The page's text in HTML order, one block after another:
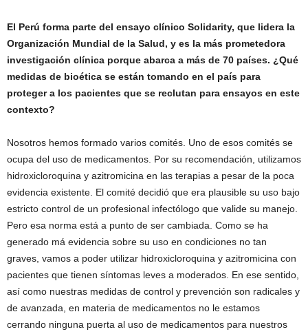
El Perú forma parte del ensayo clínico Solidarity, que lidera la
Organización Mundial de la Salud, y es la más prometedora
investigación clínica porque abarca a más de 70 países. ¿Qué
medidas de bioética se están tomando en el país para
proteger a los pacientes que se reclutan para ensayos en este
contexto?
Nosotros hemos formado varios comités. Uno de esos comités se
ocupa del uso de medicamentos. Por su recomendación, utilizamos
hidroxicloroquina y azitromicina en las terapias a pesar de la poca
evidencia existente. El comité decidió que era plausible su uso bajo
estricto control de un profesional infectólogo que valide su manejo.
Pero esa norma está a punto de ser cambiada. Como se ha
generado má evidencia sobre su uso en condiciones no tan
graves, vamos a poder utilizar hidroxicloroquina y azitromicina con
pacientes que tienen síntomas leves a moderados. En ese sentido,
así como nuestras medidas de control y prevención son radicales y
de avanzada, en materia de medicamentos no le estamos
cerrando ninguna puerta al uso de medicamentos para nuestros